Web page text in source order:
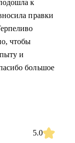
к
правки
чтобы
и
большое
5.0